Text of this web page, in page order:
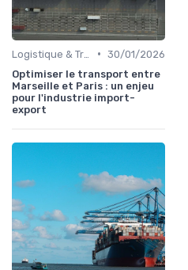
• 30/01/2026
Optimiser le transport entre
Marseille et Paris : un enjeu
pour l'industrie import-
export